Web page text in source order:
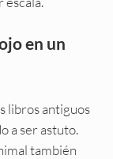
en un
libros antiguos
a ser astuto.
también